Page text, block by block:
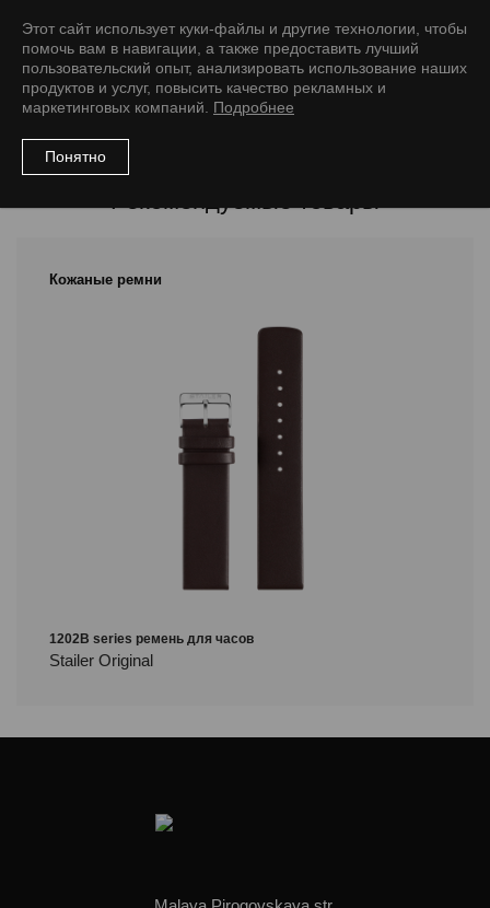
20/18 M
20/18 L 22/20 M 22/20 L 24/22 M
24/22 L
26/24 M
28/26 L
Рекомендуемые товары
Кожаные ремни
1202B series ремень для часов
Stailer Original
Этот сайт использует куки-файлы и другие технологии, чтобы
помочь вам в навигации, а также предоставить лучший
пользовательский опыт, анализировать использование наших
продуктов и услуг, повысить качество рекламных и
маркетинговых компаний. Подробнее
Понятно